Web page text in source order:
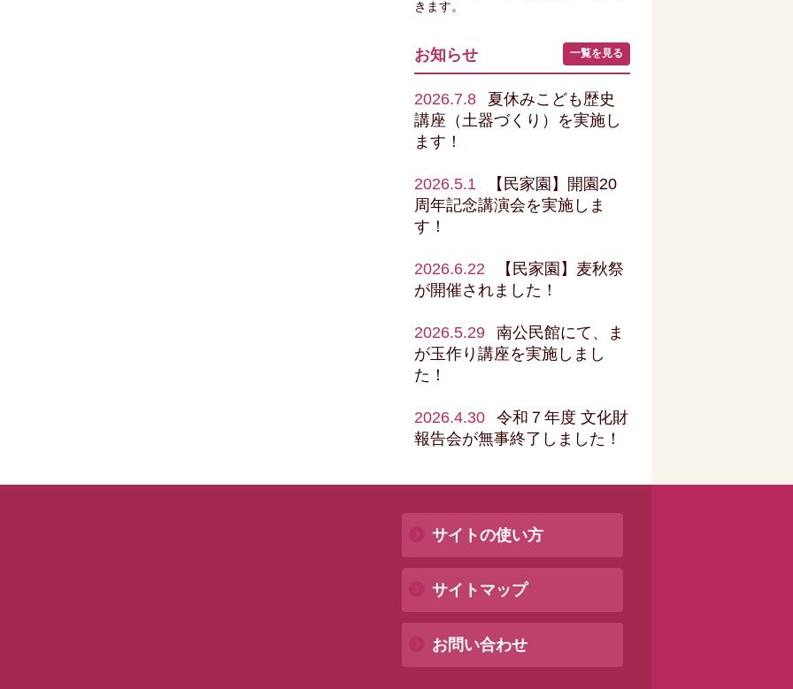
きます。
お知らせ 一覧を見る
2026.7.8
夏休みこども歴史
講座（土器づくり）を実施し
ます！
2026.5.1
【民家園】開園20
周年記念講演会を実施しま
す！
2026.6.22
【民家園】麦秋祭
が開催されました！
2026.5.29
南公民館にて、ま
が玉作り講座を実施しまし
た！
2026.4.30
令和７年度 文化財
報告会が無事終了しました！
サイトの使い方
サイトマップ
お問い合わせ